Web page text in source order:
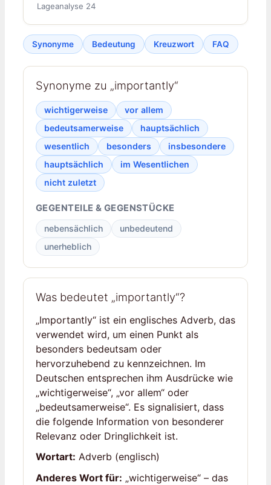
Lageanalyse 24
Synonyme Bedeutung Kreuzwort FAQ
Synonyme zu „importantly“
wichtigerweise
vor allem
bedeutsamerweise
hauptsächlich
wesentlich
besonders
insbesondere
hauptsächlich
im Wesentlichen
nicht zuletzt
GEGENTEILE & GEGENSTÜCKE
nebensächlich
unbedeutend
unerheblich
Was bedeutet „importantly“?
„Importantly“ ist ein englisches Adverb, das
verwendet wird, um einen Punkt als
besonders bedeutsam oder
hervorzuhebend zu kennzeichnen. Im
Deutschen entsprechen ihm Ausdrücke wie
„wichtigerweise“, „vor allem“ oder
„bedeutsamerweise“. Es signalisiert, dass
die folgende Information von besonderer
Relevanz oder Dringlichkeit ist.
Wortart: Adverb (englisch)
Anderes Wort für: „wichtigerweise“ – das